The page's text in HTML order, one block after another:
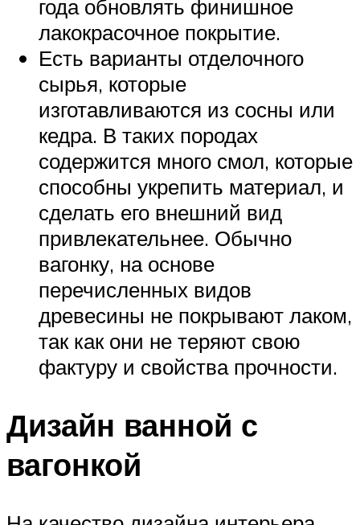
года обновлять финишное
лакокрасочное покрытие.
Есть варианты отделочного
сырья, которые
изготавливаются из сосны или
кедра. В таких породах
содержится много смол, которые
способны укрепить материал, и
сделать его внешний вид
привлекательнее. Обычно
вагонку, на основе
перечисленных видов
древесины не покрывают лаком,
так как они не теряют свою
фактуру и свойства прочности.
Дизайн ванной с
вагонкой